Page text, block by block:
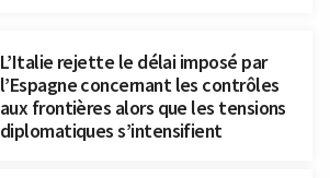
L’Italie rejette le délai imposé par
l’Espagne concernant les contrôles
aux frontières alors que les tensions
diplomatiques s’intensifient